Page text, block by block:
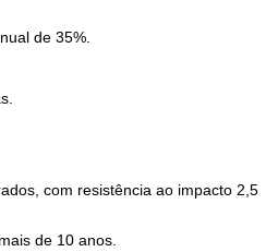
de 35%.
com resistência ao impacto 2,5
de 10 anos.